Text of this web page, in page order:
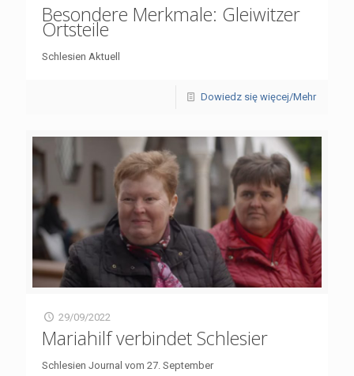
Besondere Merkmale: Gleiwitzer
Ortsteile
Schlesien Aktuell
Dowiedz się więcej/Mehr
29/09/2022
Mariahilf verbindet Schlesier
Schlesien Journal vom 27. September